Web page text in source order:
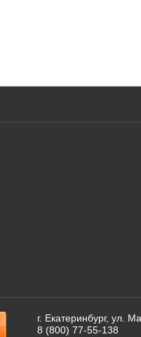
г. Екатеринбург, ул.
8 (800) 77-55-138